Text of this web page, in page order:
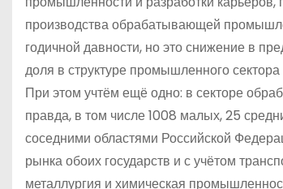
производства обрабатывающей
годичной давности, но это снижение в
доля в структуре промышленного
При этом учтём ещё одно: в секторе
правда, в том числе 1008 малых, 25
соседними областями Российской
рынка обоих государств и с учётом
металлургия и химическая